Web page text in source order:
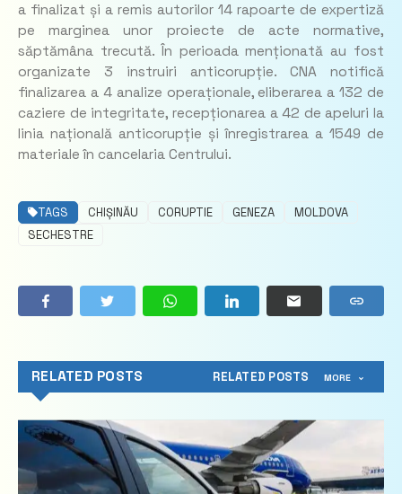
a finalizat și a remis autorilor 14 rapoarte de expertiză
pe marginea unor proiecte de acte normative,
săptămâna trecută. În perioada menționată au fost
organizate 3 instruiri anticorupție. CNA notifică
finalizarea a 4 analize operaționale, eliberarea a 132 de
caziere de integritate, recepționarea a 42 de apeluri la
linia națională anticorupție și înregistrarea a 1549 de
materiale în cancelaria Centrului.
TAGS CHIȘINĂU CORUPTIE GENEZA
MOLDOVA
SECHESTRE
RELATED POSTS RELATED POSTS MORE